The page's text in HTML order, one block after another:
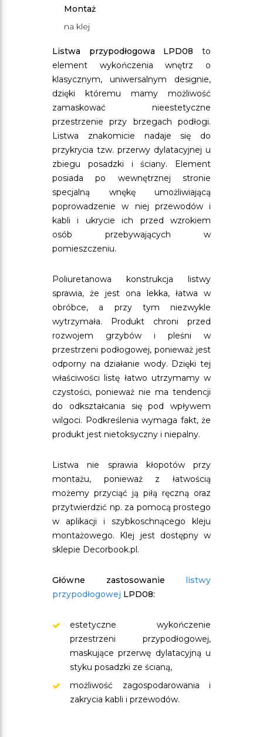
Montaż
na klej
Listwa przypodłogowa LPD08 to
element wykończenia wnętrz o
klasycznym, uniwersalnym designie,
dzięki któremu mamy możliwość
zamaskować nieestetyczne
przestrzenie przy brzegach podłogi.
Listwa znakomicie nadaje się do
przykrycia tzw. przerwy dylatacyjnej u
zbiegu posadzki i ściany. Element
posiada po wewnętrznej stronie
specjalną wnękę umożliwiającą
poprowadzenie w niej przewodów i
kabli i ukrycie ich przed wzrokiem
osób przebywających w
pomieszczeniu.
Poliuretanowa konstrukcja listwy
sprawia, że jest ona lekka, łatwa w
obróbce, a przy tym niezwykle
wytrzymała. Produkt chroni przed
rozwojem grzybów i pleśni w
przestrzeni podłogowej, ponieważ jest
odporny na działanie wody. Dzięki tej
właściwości listę łatwo utrzymamy w
czystości, ponieważ nie ma tendencji
do odkształcania się pod wpływem
wilgoci. Podkreślenia wymaga fakt, że
produkt jest nietoksyczny i niepalny.
Listwa nie sprawia kłopotów przy
montażu, ponieważ z łatwością
możemy przyciąć ją piłą ręczną oraz
przytwierdzić np. za pomocą prostego
w aplikacji i szybkoschnącego kleju
montażowego. Klej jest dostępny w
sklepie Decorbook.pl.
Główne zastosowanie listwy
przypodłogowej LPD08:
estetyczne wykończenie
przestrzeni przypodłogowej,
maskujące przerwę dylatacyjną u
styku posadzki ze ścianą,
możliwość zagospodarowania i
zakrycia kabli i przewodów.